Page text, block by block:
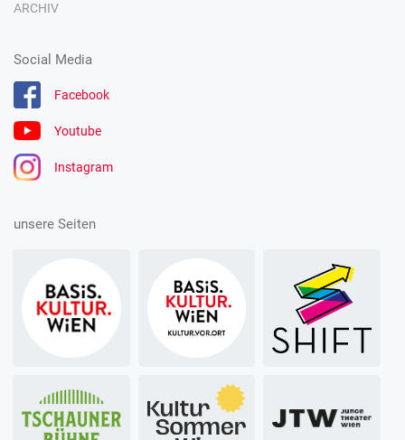
ARCHIV
Social Media
Facebook
Youtube
Instagram
unsere Seiten